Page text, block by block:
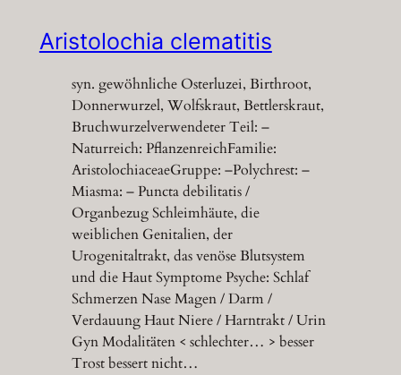
Aristolochia clematitis
syn. gewöhnliche Osterluzei, Birthroot,
Donnerwurzel, Wolfskraut, Bettlerskraut,
Bruchwurzelverwendeter Teil: –
Naturreich: PflanzenreichFamilie:
AristolochiaceaeGruppe: –Polychrest: –
Miasma: – Puncta debilitatis /
Organbezug Schleimhäute, die
weiblichen Genitalien, der
Urogenitaltrakt, das venöse Blutsystem
und die Haut Symptome Psyche: Schlaf
Schmerzen Nase Magen / Darm /
Verdauung Haut Niere / Harntrakt / Urin
Gyn Modalitäten < schlechter… > besser
Trost bessert nicht…